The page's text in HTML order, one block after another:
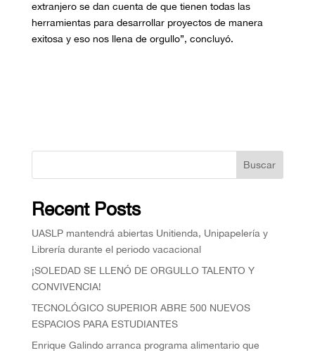
extranjero se dan cuenta de que tienen todas las
herramientas para desarrollar proyectos de manera
exitosa y eso nos llena de orgullo”, concluyó.
Buscar
Recent Posts
UASLP mantendrá abiertas Unitienda, Unipapelería y
Librería durante el periodo vacacional
¡SOLEDAD SE LLENÓ DE ORGULLO TALENTO Y
CONVIVENCIA!
TECNOLÓGICO SUPERIOR ABRE 500 NUEVOS
ESPACIOS PARA ESTUDIANTES
Enrique Galindo arranca programa alimentario que